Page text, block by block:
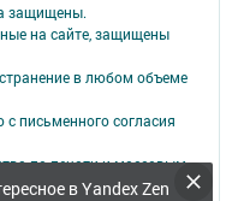
в Yandex Zen
защищены.
на сайте, защищены
в любом объеме
письменного согласия
по печати и массовым